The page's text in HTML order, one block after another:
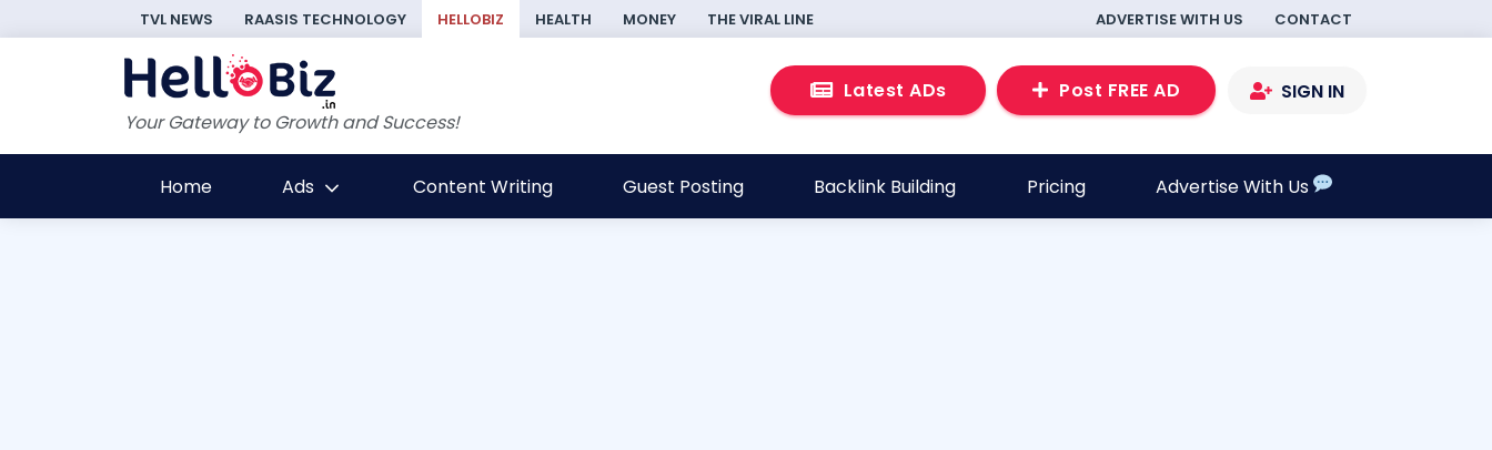
TVL NEWS RAASIS TECHNOLOGY HELLOBIZ HEALTH MONEY THE VIRAL LINE ADVERTISE WITH US CONTACT
Your Gateway to Growth and Success!
Latest ADs Post FREE AD SIGN IN
Home Ads Content Writing Guest Posting Backlink Building Pricing Advertise With Us